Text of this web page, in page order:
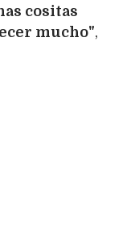
cositas
mucho",